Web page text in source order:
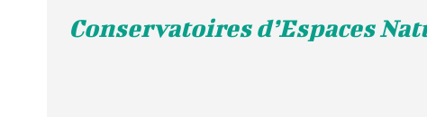
Conservatoires d’Espaces